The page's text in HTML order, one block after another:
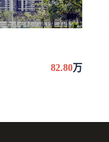
82.80万